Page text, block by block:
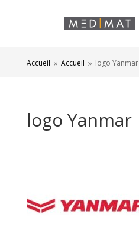
Accueil 9 Accueil 9 logo Yanmar
logo Yanmar